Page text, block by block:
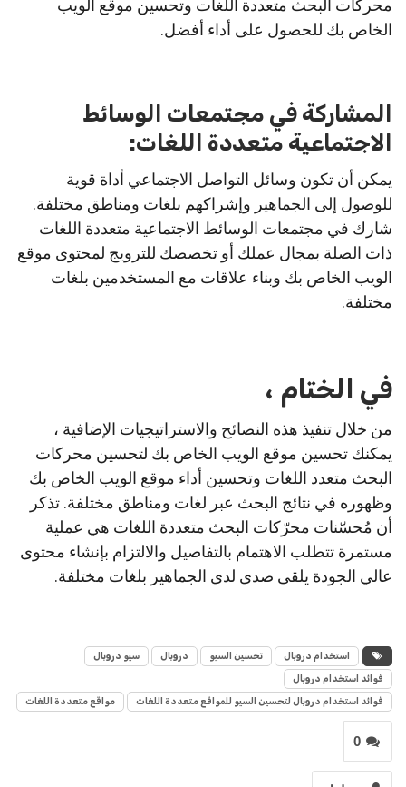
محركات البحث متعددة اللغات وتحسين موقع الويب
الخاص بك للحصول على أداء أفضل.
المشاركة في مجتمعات الوسائط
الاجتماعية متعددة اللغات:
يمكن أن تكون وسائل التواصل الاجتماعي أداة قوية
للوصول إلى الجماهير وإشراكهم بلغات ومناطق مختلفة.
شارك في مجتمعات الوسائط الاجتماعية متعددة اللغات
ذات الصلة بمجال عملك أو تخصصك للترويج لمحتوى موقع
الويب الخاص بك وبناء علاقات مع المستخدمين بلغات
مختلفة.
في الختام ،
من خلال تنفيذ هذه النصائح والاستراتيجيات الإضافية ،
يمكنك تحسين موقع الويب الخاص بك لتحسين محركات
البحث متعدد اللغات وتحسين أداء موقع الويب الخاص بك
وظهوره في نتائج البحث عبر لغات ومناطق مختلفة. تذكر
أن مُحسّنات محرّكات البحث متعددة اللغات هي عملية
مستمرة تتطلب الاهتمام بالتفاصيل والالتزام بإنشاء محتوى
عالي الجودة يلقى صدى لدى الجماهير بلغات مختلفة.
استخدام دروبال تحسين السيو دروبال سيو دروبال
فوائد استخدام دروبال
فوائد استخدام دروبال لتحسين السيو للمواقع متعددة اللغات مواقع متعددة اللغات
0